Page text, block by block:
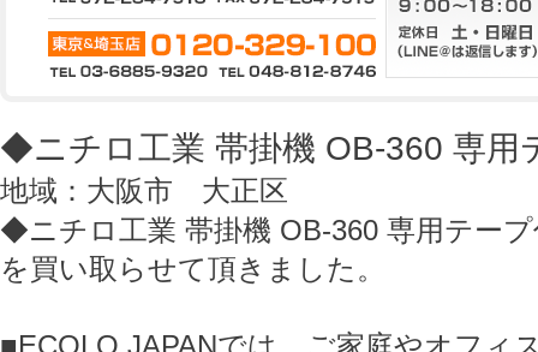
◆ニチロ工業 帯掛機 OB-360 専用
地域：大阪市 大正区
◆ニチロ工業 帯掛機 OB-360 専用テー
を買い取らせて頂きました。